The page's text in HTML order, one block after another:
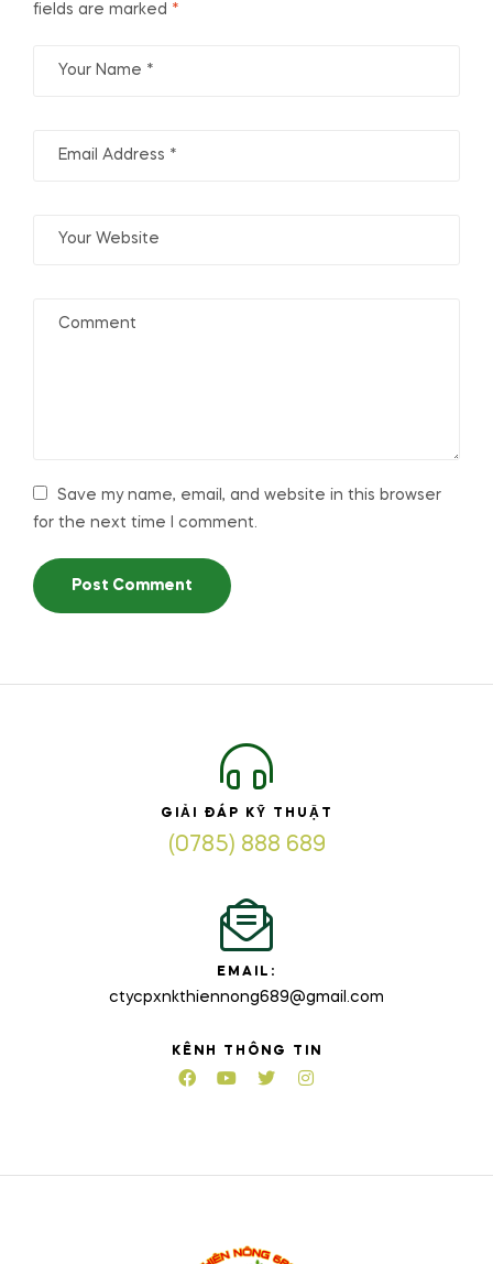
fields are marked *
Save my name, email, and website in this browser
for the next time I comment.
GIẢI ĐÁP KỸ THUẬT
(0785) 888 689
EMAIL:
ctycpxnkthiennong689@gmail.com
KÊNH THÔNG TIN